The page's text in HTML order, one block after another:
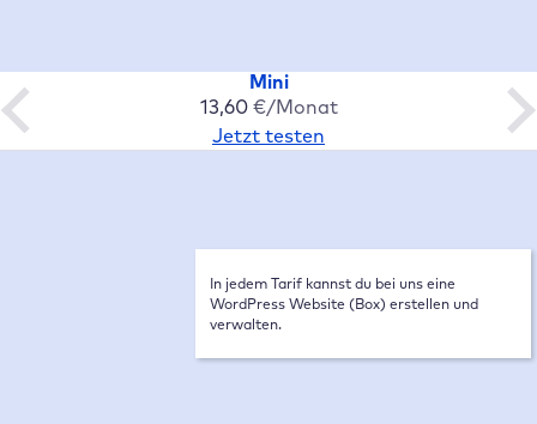
Mini
13,60€/Monat
Jetzt testen
In jedem Tarif kannst du bei uns eine
WordPress Website (Box) erstellen und
verwalten.
WordPress Umzugsservice